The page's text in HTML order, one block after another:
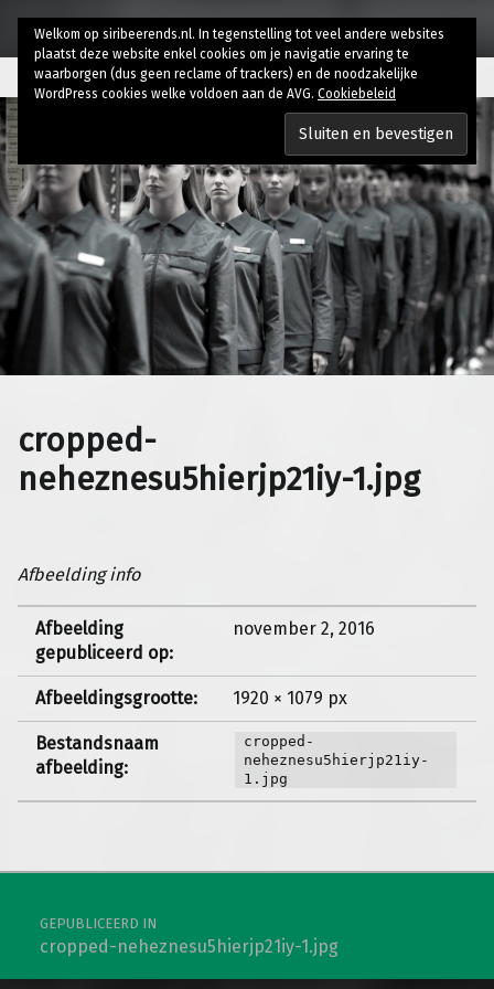
cropped-
neheznesu5hierjp21iy-1.jpg
Afbeelding info
Afbeelding
gepubliceerd op:
november 2, 2016
Afbeeldingsgrootte: 1920 × 1079 px
Bestandsnaam
afbeelding:
cropped-
neheznesu5hierjp21iy-
1.jpg
Berichtnavigatie
GEPUBLICEERD IN
cropped-neheznesu5hierjp21iy-1.jpg
Welkom op siribeerends.nl. In tegenstelling tot veel andere websites
plaatst deze website enkel cookies om je navigatie ervaring te
waarborgen (dus geen reclame of trackers) en de noodzakelijke
WordPress cookies welke voldoen aan de AVG. Cookiebeleid